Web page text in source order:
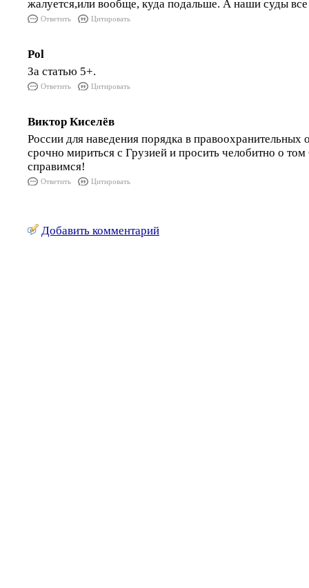
жалуется,или вообще, куда подальше. А наши суды все
Ответить Цитировать
Pol
За статью 5+.
Ответить Цитировать
Виктор Киселёв
России для наведения порядка в правоохранительных
срочно мириться с Грузией и просить челобитно о
справимся!
Ответить Цитировать
Добавить комментарий